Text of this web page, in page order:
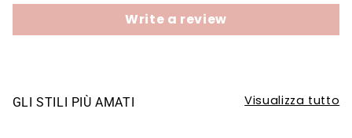
Write a review
GLI STILI PIÙ AMATI Visualizza tutto